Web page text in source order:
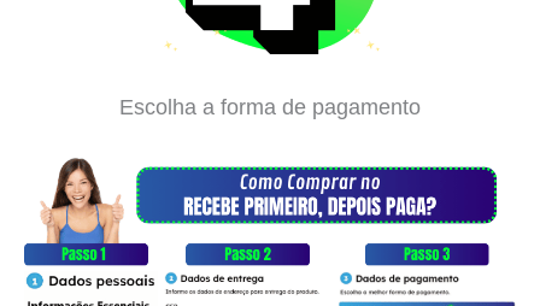
Escolha a forma de pagamento